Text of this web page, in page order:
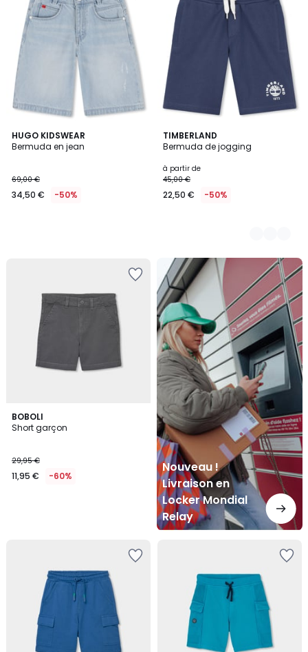
HUGO KIDSWEAR
Bermuda en jean
69,00 €
34,50 € -50%
TIMBERLAND
Bermuda de jogging
à partir de
45,00 €
22,50 € -50%
2
Couleurs
BOBOLI
Short garçon
29,95 €
11,95 € -60%
Nouveau !
Livraison en
Locker Mondial
Relay
Nouveau
Livraison
en
Locker
Mondial
Relay